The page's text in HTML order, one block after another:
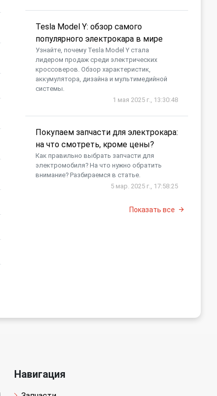
Tesla Model Y: обзор самого
популярного электрокара в мире
Узнайте, почему Tesla Model Y стала
лидером продаж среди электрических
кроссоверов. Обзор характеристик,
аккумулятора, дизайна и мультимедийной
системы.
1 мая 2025 г., 13:30:48
Покупаем запчасти для электрокара:
на что смотреть, кроме цены?
Как правильно выбрать запчасти для
электромобиля? На что нужно обратить
внимание? Разбираемся в статье.
5 мар. 2025 г., 17:58:25
Показать все
Навигация